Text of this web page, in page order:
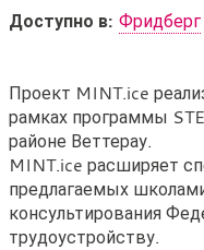
Доступно в: Фридберг
МЯТА.лед
Проект MINT.ice
рамках программы
районе Веттерау.
MINT.ice расширяет
предлагаемых
консультирования
трудоустройству.